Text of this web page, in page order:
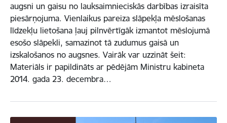
augsni un gaisu no lauksaimnieciskās darbības izraisīta
piesārņojuma. Vienlaikus pareiza slāpekļa mēslošanas
līdzekļu lietošana ļauj pilnvērtīgāk izmantot mēslojumā
esošo slāpekli, samazinot tā zudumus gaisā un
izskalošanos no augsnes. Vairāk var uzzināt šeit:
Materiāls ir papildināts ar pēdējām Ministru kabineta
2014. gada 23. decembra…